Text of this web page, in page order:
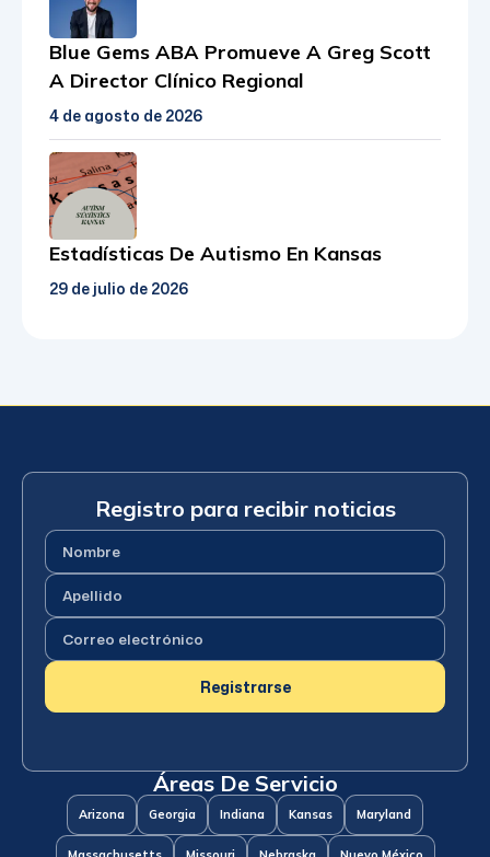
4 de agosto de 2026
Blue Gems ABA Promueve A Greg Scott
A Director Clínico Regional
29 de julio de 2026
Estadísticas De Autismo En Kansas
Registro para recibir noticias
Nombre
Apellido
Correo
electrónico(Requerido)
Registrarse
Áreas De Servicio
Arizona Georgia Indiana Kansas Maryland